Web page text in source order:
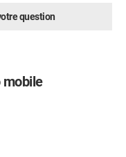
question
mobile